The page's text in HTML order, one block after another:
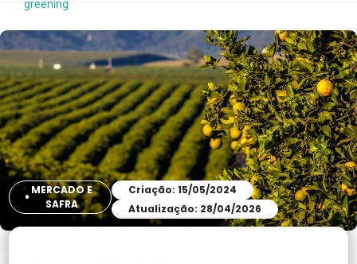
greening
MERCADO E
SAFRA
Criação: 15/05/2024
Atualização: 28/04/2026